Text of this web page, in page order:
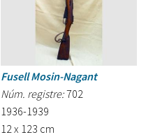
Fusell Mosin-Nagant
Núm. registre:702
1936-1939
12 x 123 cm